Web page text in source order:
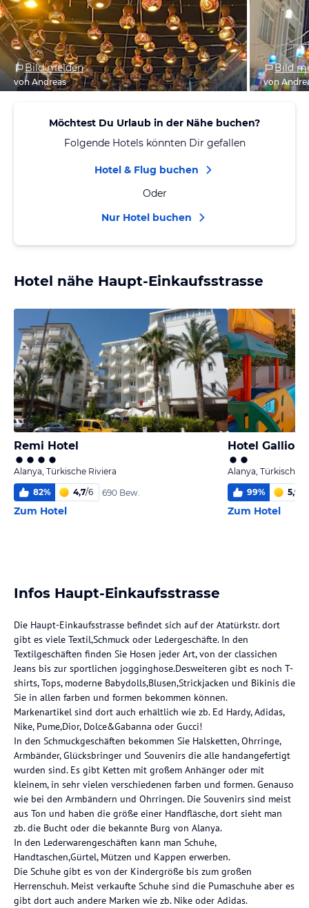
Bild melden
von Andreas
Bild
von
Möchtest Du Urlaub in der Nähe buchen?
Folgende Hotels könnten Dir gefallen
Hotel & Flug buchen
Oder
Nur Hotel buchen
Hotel nähe Haupt-Einkaufsstrasse
Remi Hotel
Alanya, Türkische Riviera
82% 4,7/6 690 Bew.
Zum Hotel
Hotel Gallion
Alanya, Türkische
99% 5,9
Zum Hotel
Infos Haupt-Einkaufsstrasse
Die Haupt-Einkaufsstrasse befindet sich auf der Atatürkstr. dort
gibt es viele Textil,Schmuck oder Ledergeschäfte. In den
Textilgeschäften finden Sie Hosen jeder Art, von der classichen
Jeans bis zur sportlichen jogginghose.Desweiteren gibt es noch T-
shirts, Tops, moderne Babydolls,Blusen,Strickjacken und Bikinis die
Sie in allen farben und formen bekommen können.
Markenartikel sind dort auch erhältlich wie zb. Ed Hardy, Adidas,
Nike, Pume,Dior, Dolce&Gabanna oder Gucci!
In den Schmuckgeschäften bekommen Sie Halsketten, Ohrringe,
Armbänder, Glücksbringer und Souvenirs die alle handangefertigt
wurden sind. Es gibt Ketten mit großem Anhänger oder mit
kleinem, in sehr vielen verschiedenen farben und formen. Genauso
wie bei den Armbändern und Ohrringen. Die Souvenirs sind meist
aus Ton und haben die größe einer Handfläsche, dort sieht man
zb. die Bucht oder die bekannte Burg von Alanya.
In den Lederwarengeschäften kann man Schuhe,
Handtaschen,Gürtel, Mützen und Kappen erwerben.
Die Schuhe gibt es von der Kindergröße bis zum großen
Herrenschuh. Meist verkaufte Schuhe sind die Pumaschuhe aber es
gibt dort auch andere Marken wie zb. Nike oder Adidas.